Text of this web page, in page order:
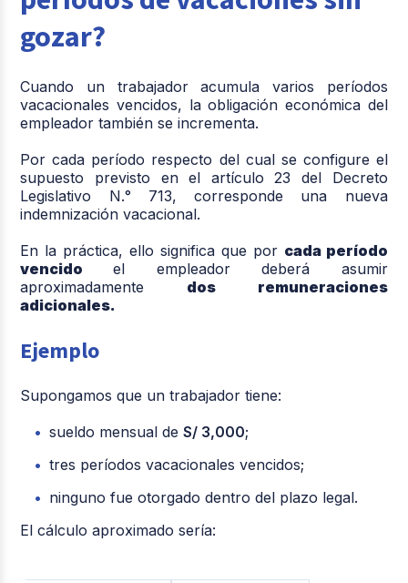
gozar?
Cuando un trabajador acumula varios períodos
vacacionales vencidos, la obligación económica del
empleador también se incrementa.
Por cada período respecto del cual se configure el
supuesto previsto en el artículo 23 del Decreto
Legislativo N.° 713, corresponde una nueva
indemnización vacacional.
En la práctica, ello significa que por cada período
vencido
el empleador deberá asumir
aproximadamente
dos remuneraciones
adicionales.
Ejemplo
Supongamos que un trabajador tiene:
sueldo mensual deS/ 3,000;
tres períodos vacacionales vencidos;
ninguno fue otorgado dentro del plazo legal.
El cálculo aproximado sería: